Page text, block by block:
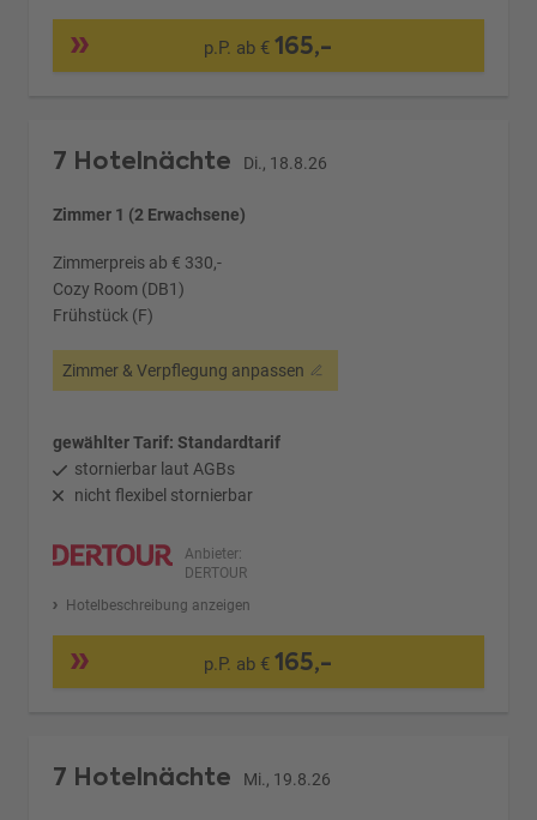
p.P. ab €165,-
7 Hotelnächte Di., 18.8.26
Zimmer 1 (2 Erwachsene)
Zimmerpreis ab € 330,-
Cozy Room (DB1)
Frühstück (F)
Zimmer & Verpflegung anpassen
gewählter Tarif: Standardtarif
stornierbar laut AGBs
nicht flexibel stornierbar
Anbieter:
DERTOUR
Hotelbeschreibung anzeigen
p.P. ab €165,-
7 Hotelnächte Mi., 19.8.26